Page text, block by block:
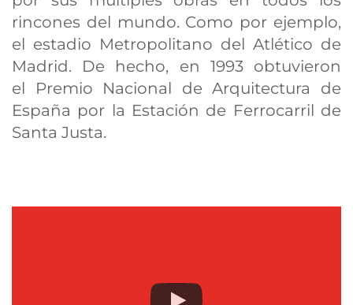
rincones del mundo. Como por ejemplo,
el estadio Metropolitano del Atlético de
Madrid. De hecho, en 1993 obtuvieron
el Premio Nacional de Arquitectura de
España por la Estación de Ferrocarril de
Santa Justa.